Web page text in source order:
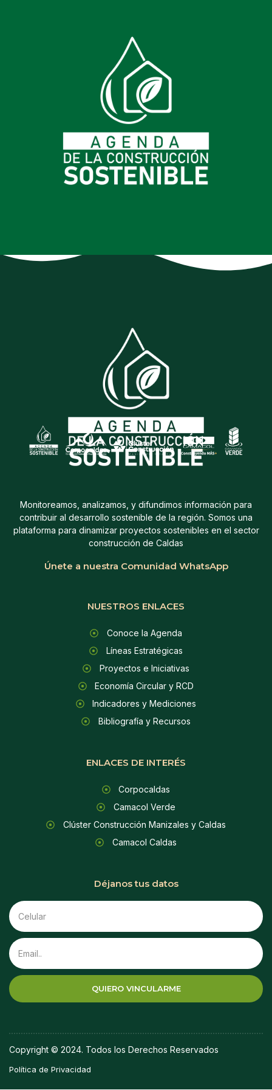
Anexo Resolución
1257 De 2021
Formato único para la formulación e implementación del
Monitoreamos, analizamos, y difundimos información para
contribuir al desarrollo sostenible de la región. Somos una
plataforma para dinamizar proyectos sostenibles en el sector
construcción de Caldas
Únete a nuestra Comunidad WhatsApp
NUESTROS ENLACES
Conoce la Agenda
Líneas Estratégicas
Proyectos e Iniciativas
Economía Circular y RCD
Indicadores y Mediciones
Bibliografía y Recursos
ENLACES DE INTERÉS
Corpocaldas
Camacol Verde
Clúster Construcción Manizales y Caldas
Camacol Caldas
Déjanos tus datos
QUIERO VINCULARME
Copyright © 2024. Todos los Derechos Reservados
Política de Privacidad